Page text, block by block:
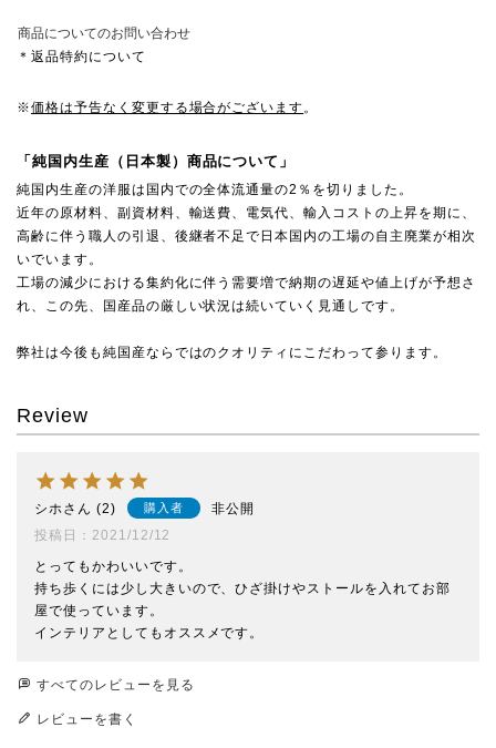
商品についてのお問い合わせ
＊返品特約について
※価格は予告なく変更する場合がございます。
「純国内生産（日本製）商品について」
純国内生産の洋服は国内での全体流通量の2％を切りました。
近年の原材料、副資材料、輸送費、電気代、輸入コストの上昇を期に、
高齢に伴う職人の引退、後継者不足で日本国内の工場の自主廃業が相次
いでいます。
工場の減少における集約化に伴う需要増で納期の遅延や値上げが予想さ
れ、この先、国産品の厳しい状況は続いていく見通しです。
弊社は今後も純国産ならではのクオリティにこだわって参ります。
Review
シホ 2 購入者
非公開
投稿日
2021/12/12
とってもかわいいです。
持ち歩くには少し大きいので、ひざ掛けやストールを入れてお部
屋で使っています。
インテリアとしてもオススメです。
すべてのレビューを見る
レビューを書く